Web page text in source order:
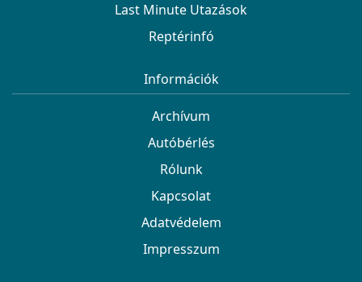
Last Minute Utazások
Reptérinfó
Információk
Archívum
Autóbérlés
Rólunk
Kapcsolat
Adatvédelem
Impresszum